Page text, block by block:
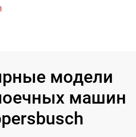
модели
машин